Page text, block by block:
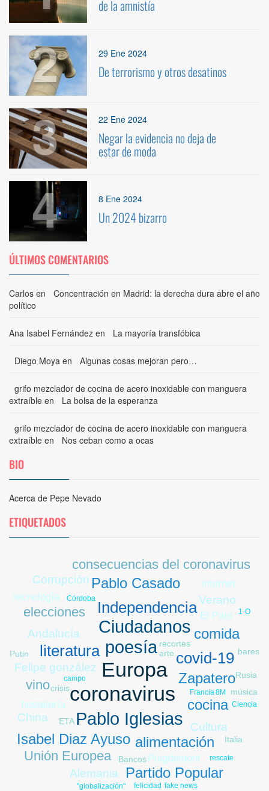
de la amnistía
2 29 Ene 2024
De terrorismo y otros desatinos
3 22 Ene 2024
Negar la evidencia no deja de
estar de moda
4 8 Ene 2024
Un 2024 bizarro
ÚLTIMOS COMENTARIOS
Carlos en
Concentración en Madrid: la derecha dura abre el año
político
Ana Isabel Fernández en La mayoría transfóbica
Diego Moya en Algunas cosas mejoran pero…
grifo mezclador de cocina de acero inoxidable con manguera
extraíble en La bolsa de la esperanza
grifo mezclador de cocina de acero inoxidable con manguera
extraíble en Nos ceban como a ocas
BIO
Acerca de Pepe Nevado
ETIQUETADOS
Europa
coronavirus
poesía
Ciudadanos
Pablo Iglesias
covid-19
literatura
Independencia
Zapatero
alimentación
cocina
Pablo Casado
comida
Isabel Diaz Ayuso
Partido Popular
elecciones
vino
Unión Europea
consecuencias del coronavirus
Felipe gonzález
Andalucía
Cultura
China
Verano
Alemania
Corrupción
Puigdemont
tecnología
hostelería
internet
El País
arte bares
crisis
recortes
ETA
Italia
música
Rusia
Bancos
Putin
"globalización"
Ciencia
Córdoba
Francia
rescate
1-O
8M
campo
fake news
felicidad